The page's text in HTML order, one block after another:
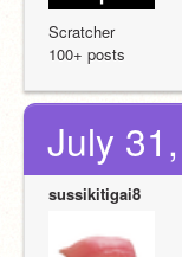
Scratcher
100+ posts
July
sussikitigai8